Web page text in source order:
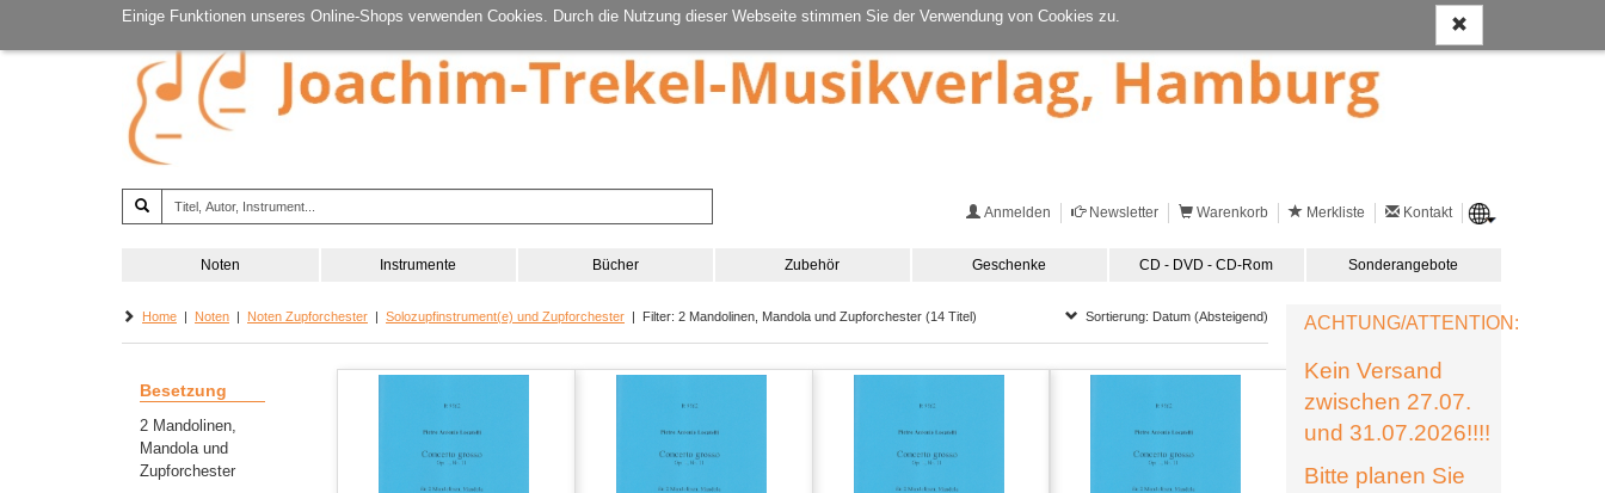
Einige Funktionen unseres Online-Shops verwenden Cookies. Durch die Nutzung dieser Webseite stimmen Sie der Verwendung von Cookies zu.
Anmelden Newsletter Warenkorb Merkliste Kontakt
Noten Instrumente Bücher Zubehör Geschenke CD - DVD - CD-Rom Sonderangebote
Home | Noten | Noten Zupforchester | Solozupfinstrument(e) und Zupforchester | Filter: 2 Mandolinen, Mandola und Zupforchester (14 Titel) Sortierung: Datum (Absteigend)
Besetzung
2 Mandolinen,
Mandola und
Zupforchester
ACHTUNG/ATTENTION:
Kein Versand
zwischen 27.07.
und 31.07.2026!!!!
Bitte planen Sie